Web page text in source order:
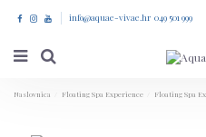
info@aquae-vivae.hr 049 501 999
Naslovnica Floating Spa Experience Floating Spa